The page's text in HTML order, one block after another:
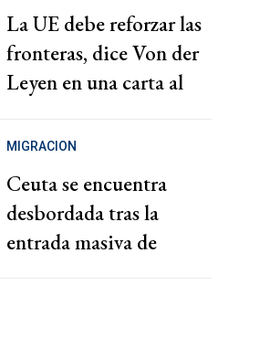
La UE debe reforzar las
fronteras, dice Von der
Leyen en una carta al
MIGRACION
Ceuta se encuentra
desbordada tras la
entrada masiva de